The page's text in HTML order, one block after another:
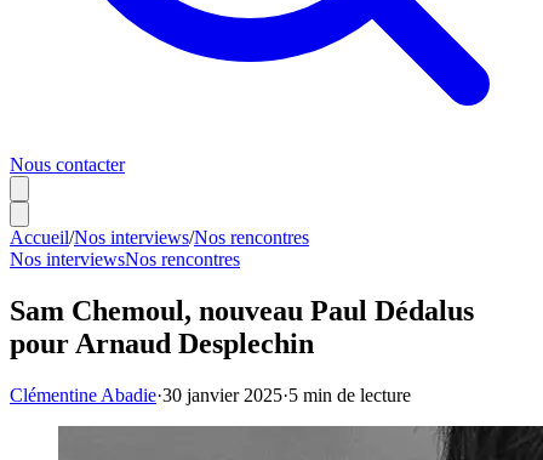
Nous contacter
Accueil/Nos interviews/Nos rencontres
Nos interviewsNos rencontres
Sam Chemoul, nouveau Paul Dédalus
pour Arnaud Desplechin
Clémentine Abadie·30 janvier 2025·5 min de lecture